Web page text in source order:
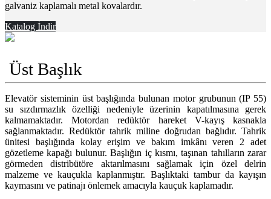
galvaniz kaplamalı metal kovalardır.
Katalog İndir
Üst Başlık
Elevatör sisteminin üst başlığında bulunan motor grubunun (IP 55)
su sızdırmazlık özelliği nedeniyle üzerinin kapatılmasına gerek
kalmamaktadır. Motordan redüktör hareket V-kayış kasnakla
sağlanmaktadır. Redüktör tahrik miline doğrudan bağlıdır. Tahrik
ünitesi başlığında kolay erişim ve bakım imkânı veren 2 adet
gözetleme kapağı bulunur. Başlığın iç kısmı, taşınan tahılların zarar
görmeden distribütöre aktarılmasını sağlamak için özel delrin
malzeme ve kauçukla kaplanmıştır. Başlıktaki tambur da kayışın
kaymasını ve patinajı önlemek amacıyla kauçuk kaplamadır.